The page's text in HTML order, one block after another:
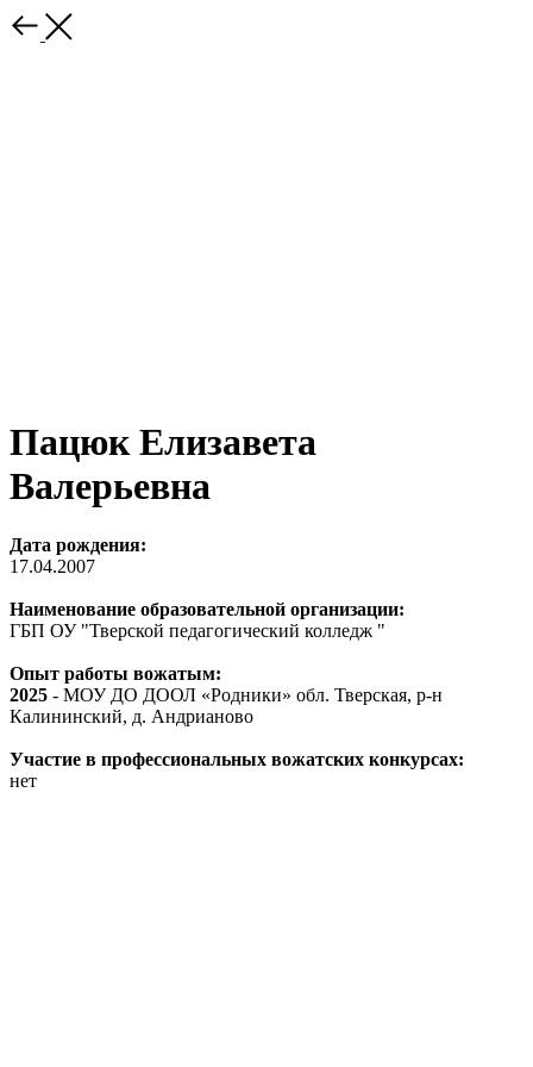
Пацюк Елизавета
Валерьевна
Дата рождения:
17.04.2007
Наименование образовательной организации:
ГБП ОУ "Тверской педагогический колледж "
Опыт работы вожатым:
2025 - МОУ ДО ДООЛ «Родники» обл. Тверская, р-н
Калининский, д. Андрианово
Участие в профессиональных вожатских конкурсах:
нет